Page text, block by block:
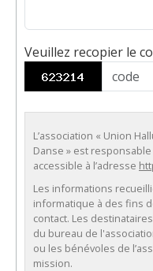
Veuillez recopier le
L’association « Union
Danse » est
accessible à l’adresse
Les informations
informatique à des fins
contact. Les
du bureau de
ou les bénévoles de
mission.